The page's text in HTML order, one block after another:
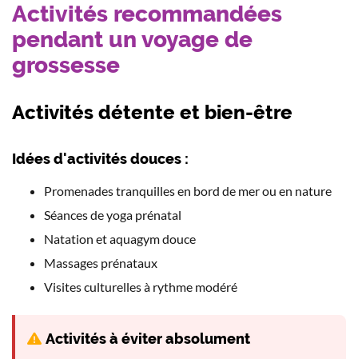
Activités recommandées
pendant un voyage de
grossesse
Activités détente et bien-être
Idées d'activités douces :
Promenades tranquilles en bord de mer ou en nature
Séances de yoga prénatal
Natation et aquagym douce
Massages prénataux
Visites culturelles à rythme modéré
Activités à éviter absolument